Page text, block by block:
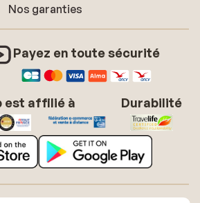
Nos garanties
Payez en toute sécurité
est affilié à Durabilité